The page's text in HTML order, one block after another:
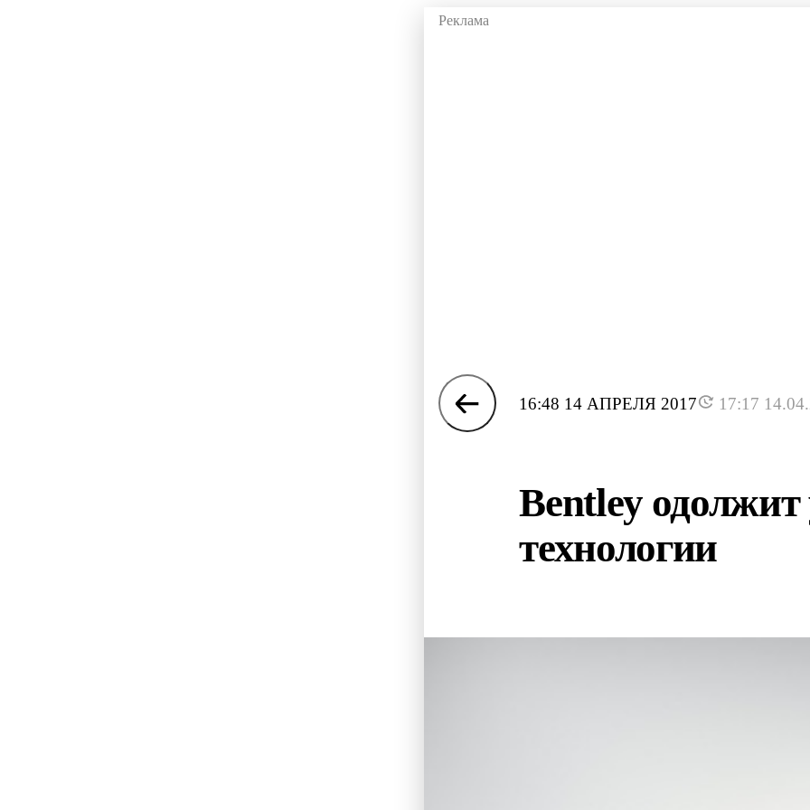
16:48 14 АПРЕЛЯ 2017 17:17
Bentley одолжит
технологии